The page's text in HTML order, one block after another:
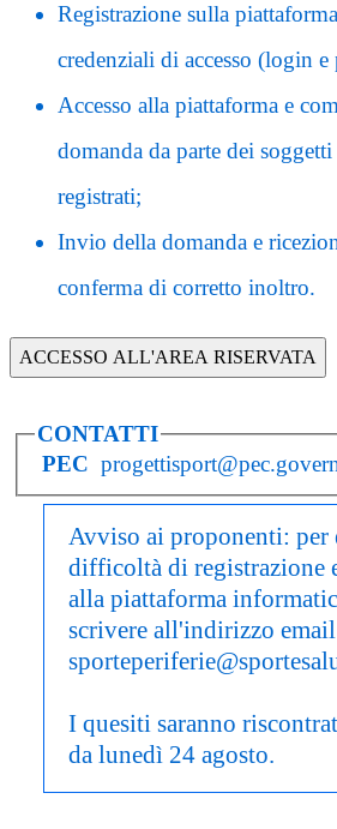
Registrazione sulla
credenziali di accesso (login e
Accesso alla piattaforma e
domanda da parte dei
registrati;
Invio della domanda e
conferma di corretto inoltro.
CONTATTI
PEC
Avviso ai proponenti:per
difficoltà di registrazione
alla piattaforma informatica è
scrivere all'indirizzo email
I quesiti saranno
da lunedì 24 agosto.